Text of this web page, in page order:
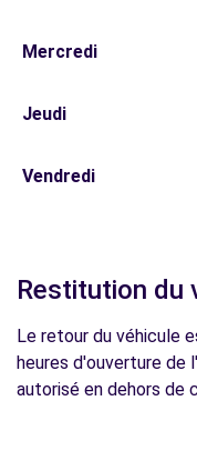
Mercredi
Jeudi
Vendredi
Restitution du
Le retour du véhicule
heures d'ouverture de
autorisé en dehors de